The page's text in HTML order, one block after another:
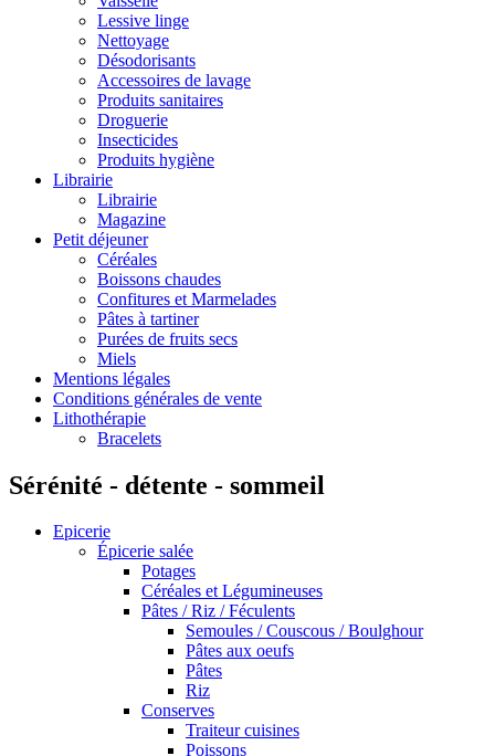
Lessive linge
Nettoyage
Désodorisants
Accessoires de lavage
Produits sanitaires
Droguerie
Insecticides
Produits hygiène
Librairie
Librairie
Magazine
Petit déjeuner
Céréales
Boissons chaudes
Confitures et Marmelades
Pâtes à tartiner
Purées de fruits secs
Miels
Mentions légales
Conditions générales de vente
Lithothérapie
Bracelets
Sérénité - détente - sommeil
Epicerie
Épicerie salée
Potages
Céréales et Légumineuses
Pâtes / Riz / Féculents
Semoules / Couscous / Boulghour
Pâtes aux oeufs
Pâtes
Riz
Conserves
Traiteur cuisines
Poissons